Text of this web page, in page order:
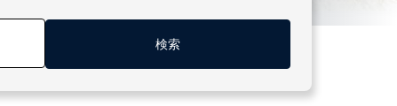
検索